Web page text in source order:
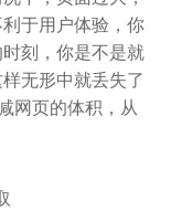
于用户体验，你
刻，你是不是就
无形中就丢失了
网页的体积，从